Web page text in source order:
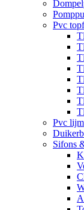
Pvc
Pvc
Sifons